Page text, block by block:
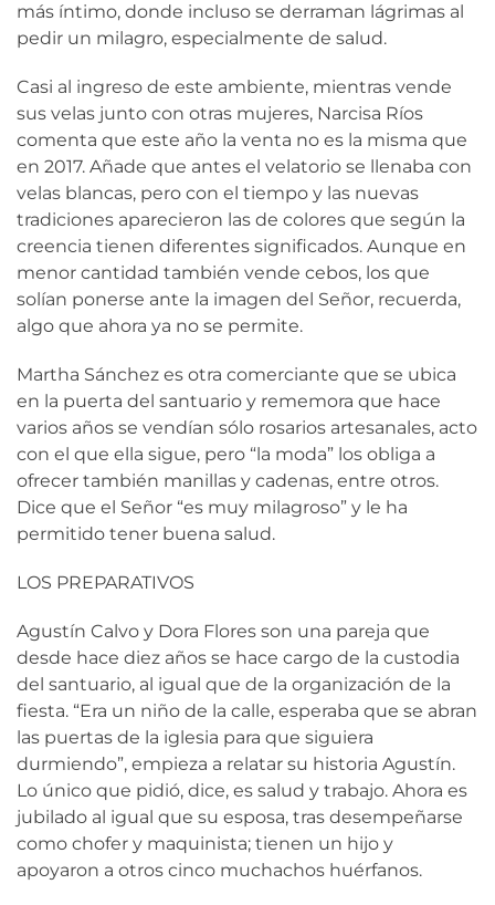
más íntimo, donde incluso se derraman lágrimas al
pedir un milagro, especialmente de salud.
Casi al ingreso de este ambiente, mientras vende
sus velas junto con otras mujeres, Narcisa Ríos
comenta que este año la venta no es la misma que
en 2017. Añade que antes el velatorio se llenaba con
velas blancas, pero con el tiempo y las nuevas
tradiciones aparecieron las de colores que según la
creencia tienen diferentes significados. Aunque en
menor cantidad también vende cebos, los que
solían ponerse ante la imagen del Señor, recuerda,
algo que ahora ya no se permite.
Martha Sánchez es otra comerciante que se ubica
en la puerta del santuario y rememora que hace
varios años se vendían sólo rosarios artesanales, acto
con el que ella sigue, pero “la moda” los obliga a
ofrecer también manillas y cadenas, entre otros.
Dice que el Señor “es muy milagroso” y le ha
permitido tener buena salud.
LOS PREPARATIVOS
Agustín Calvo y Dora Flores son una pareja que
desde hace diez años se hace cargo de la custodia
del santuario, al igual que de la organización de la
fiesta. “Era un niño de la calle, esperaba que se abran
las puertas de la iglesia para que siguiera
durmiendo”, empieza a relatar su historia Agustín.
Lo único que pidió, dice, es salud y trabajo. Ahora es
jubilado al igual que su esposa, tras desempeñarse
como chofer y maquinista; tienen un hijo y
apoyaron a otros cinco muchachos huérfanos.